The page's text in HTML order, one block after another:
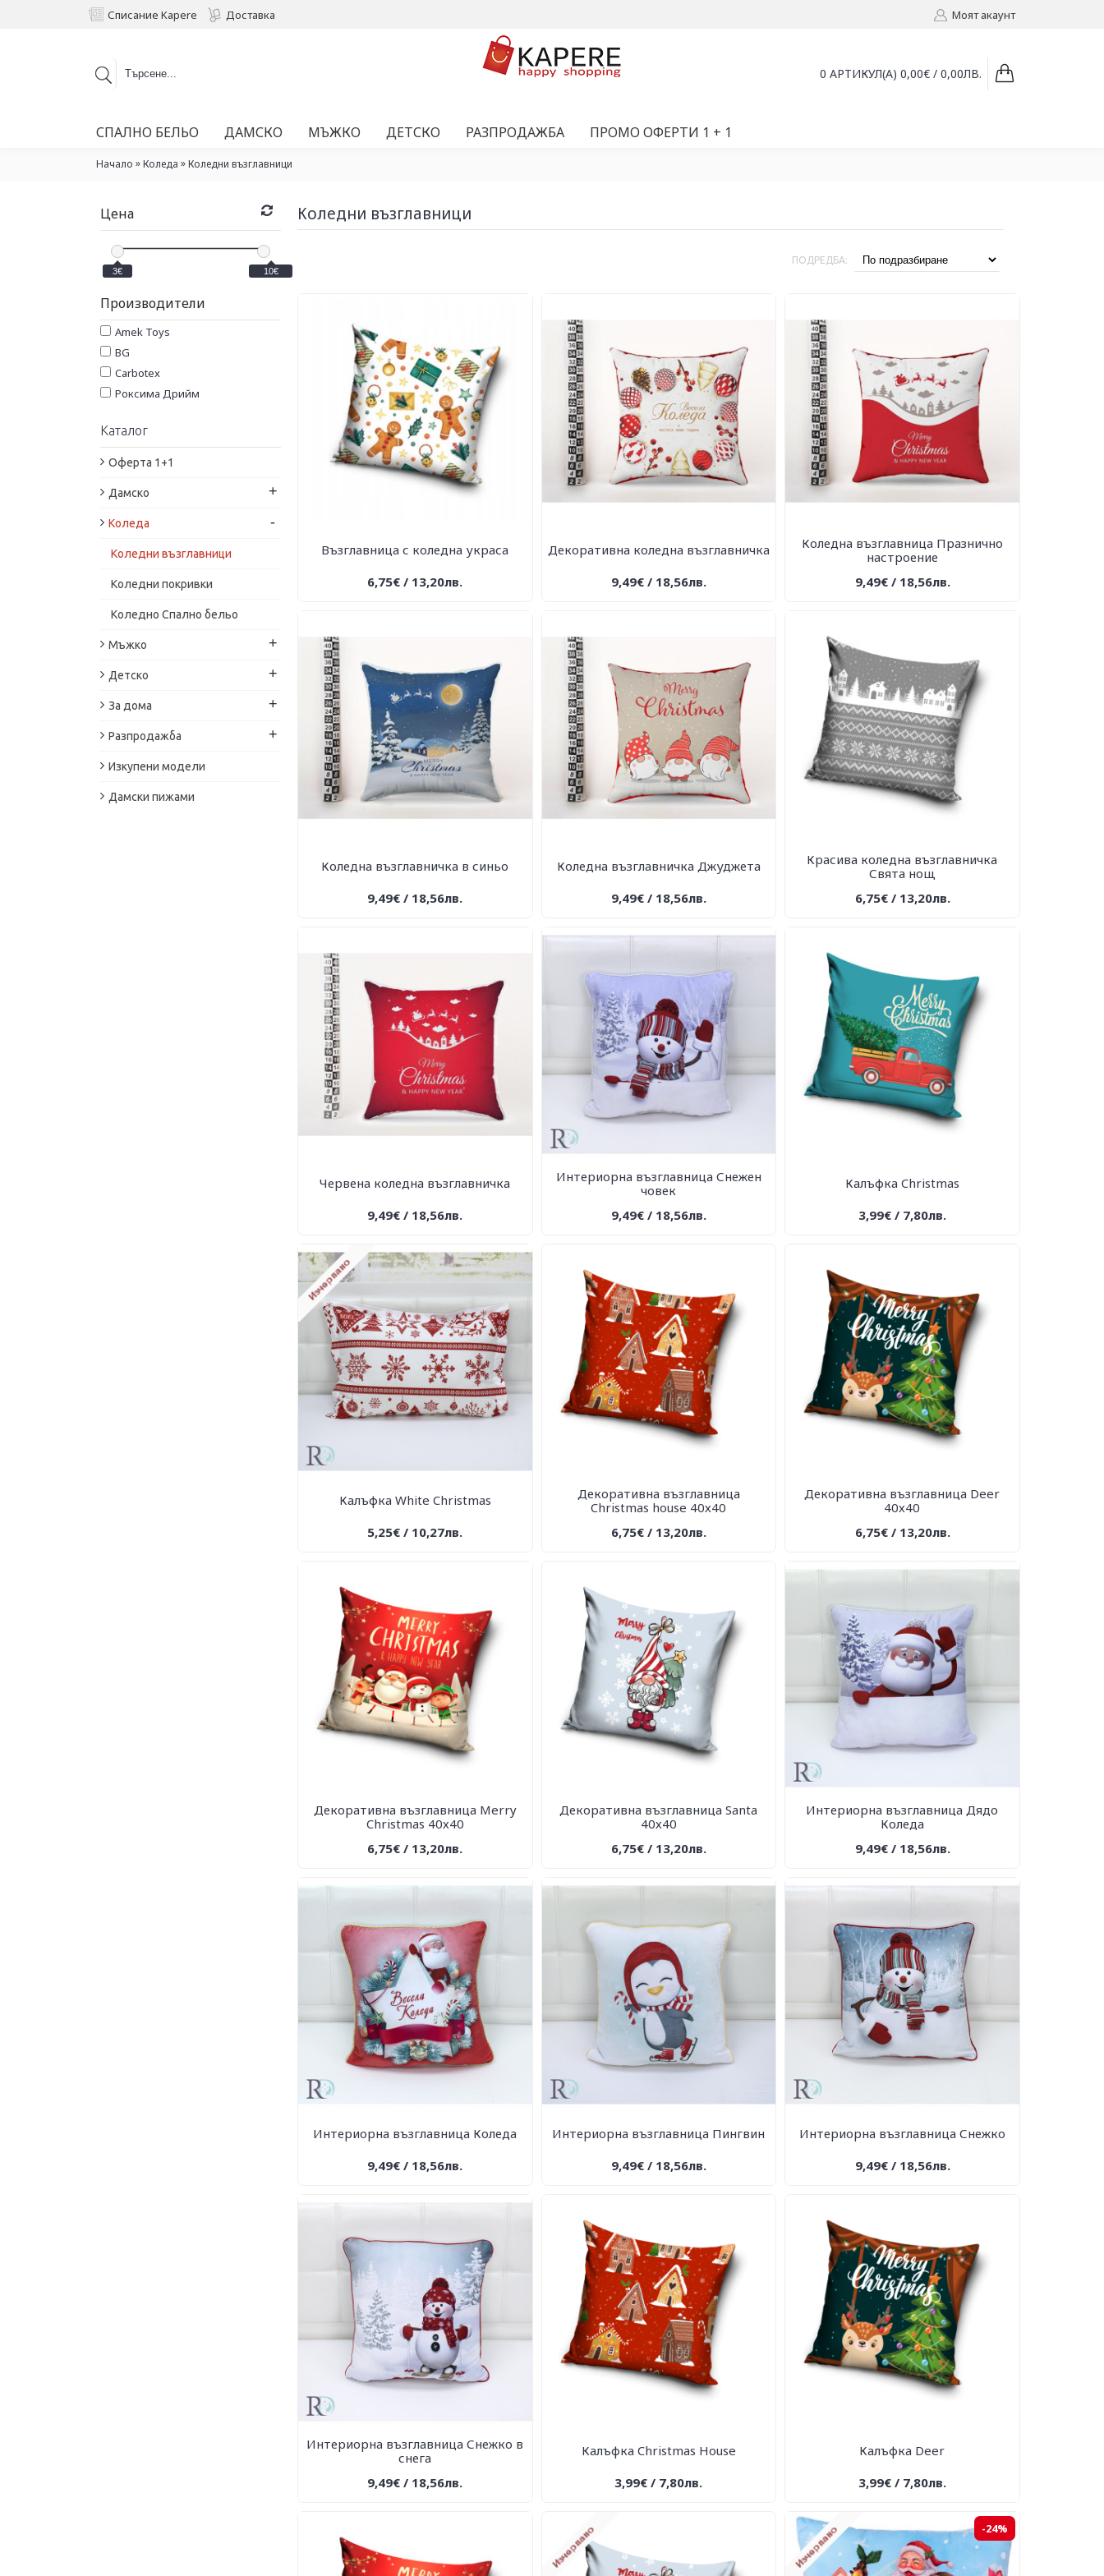
Списание Kapere Доставка Моят акаунт
0 АРТИКУЛ(А) 0,00€ / 0,00ЛВ.
СПАЛНО БЕЛЬО ДАМСКО МЪЖКО ДЕТСКО РАЗПРОДАЖБА ПРОМО ОФЕРТИ 1 + 1
Начало »Коледа »Коледни възглавници
Цена
3€ 10€
Производители
Amek Toys
BG
Carbotex
Роксима Дрийм
Каталог
Оферта 1+1
Дамско +
Коледа -
Коледни възглавници
Коледни покривки
Коледно Спално бельо
Мъжко +
Детско +
За дома +
Разпродажба +
Изкупени модели
Дамски пижами
Коледни възглавници
ПОДРЕДБА:
Възглавница с коледна украса
6,75€ / 13,20лв.
Декоративна коледна възглавничка
9,49€ / 18,56лв.
Коледна възглавница Празнично
настроение
9,49€ / 18,56лв.
Коледна възглавничка в синьо
9,49€ / 18,56лв.
Коледна възглавничка Джуджета
9,49€ / 18,56лв.
Красива коледна възглавничка
Свята нощ
6,75€ / 13,20лв.
Червена коледна възглавничка
9,49€ / 18,56лв.
Интериорна възглавница Снежен
човек
9,49€ / 18,56лв.
Калъфка Christmas
3,99€ / 7,80лв.
Калъфка White Christmas
5,25€ / 10,27лв.
Декоративна възглавница
Christmas house 40х40
6,75€ / 13,20лв.
Декоративна възглавница Deer
40х40
6,75€ / 13,20лв.
Декоративна възглавница Merry
Christmas 40х40
6,75€ / 13,20лв.
Декоративна възглавница Santa
40х40
6,75€ / 13,20лв.
Интериорна възглавница Дядо
Коледа
9,49€ / 18,56лв.
Интериорна възглавница Коледа
9,49€ / 18,56лв.
Интериорна възглавница Пингвин
9,49€ / 18,56лв.
Интериорна възглавница Снежко
9,49€ / 18,56лв.
Интериорна възглавница Снежко в
снега
9,49€ / 18,56лв.
Калъфка Christmas House
3,99€ / 7,80лв.
Калъфка Deer
3,99€ / 7,80лв.
-24%